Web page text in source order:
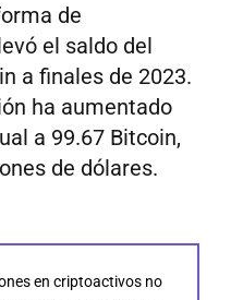
de
el saldo del
a finales de 2023.
ha aumentado
a 99.67 Bitcoin,
de dólares.
en criptoactivos no